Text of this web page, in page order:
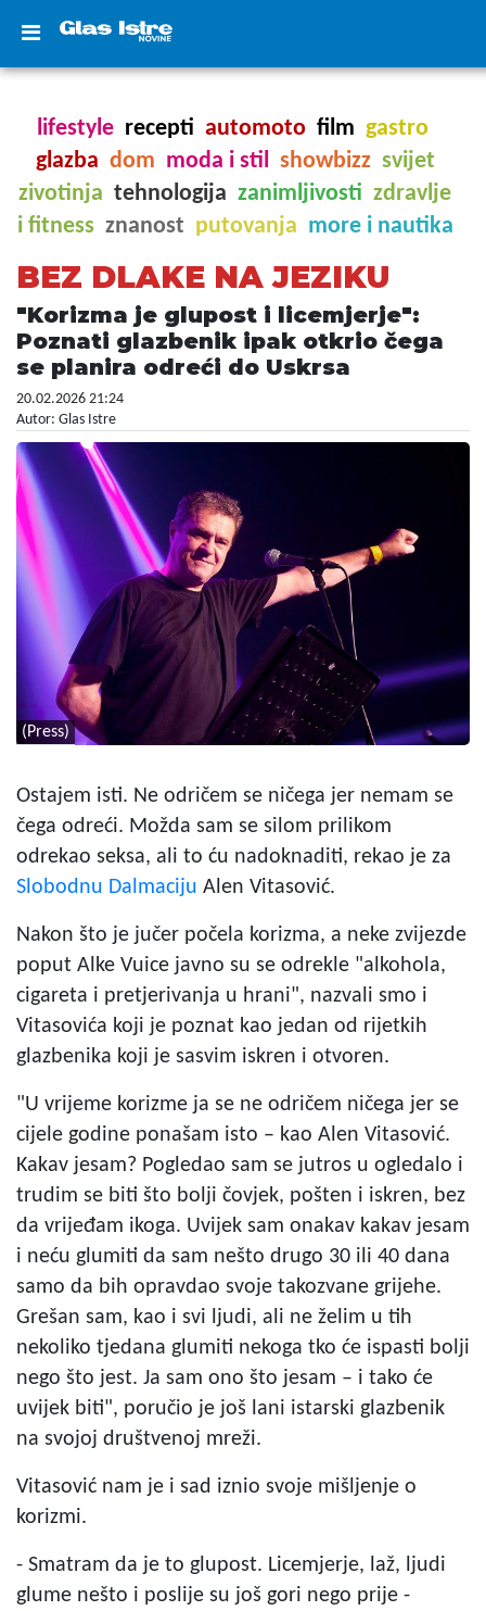
lifestyle recepti automoto film gastro
glazba dom moda i stil showbizz svijet
zivotinja tehnologija zanimljivosti zdravlje
i fitness znanost putovanja more i nautika
BEZ DLAKE NA JEZIKU
"Korizma je glupost i licemjerje":
Poznati glazbenik ipak otkrio čega
se planira odreći do Uskrsa
20.02.2026 21:24
Autor: Glas Istre
(Press)
Ostajem isti. Ne odričem se ničega jer nemam se
čega odreći. Možda sam se silom prilikom
odrekao seksa, ali to ću nadoknaditi, rekao je za
Slobodnu Dalmaciju Alen Vitasović.
Nakon što je jučer počela korizma, a neke zvijezde
poput Alke Vuice javno su se odrekle "alkohola,
cigareta i pretjerivanja u hrani", nazvali smo i
Vitasovića koji je poznat kao jedan od rijetkih
glazbenika koji je sasvim iskren i otvoren.
"U vrijeme korizme ja se ne odričem ničega jer se
cijele godine ponašam isto – kao Alen Vitasović.
Kakav jesam? Pogledao sam se jutros u ogledalo i
trudim se biti što bolji čovjek, pošten i iskren, bez
da vrijeđam ikoga. Uvijek sam onakav kakav jesam
i neću glumiti da sam nešto drugo 30 ili 40 dana
samo da bih opravdao svoje takozvane grijehe.
Grešan sam, kao i svi ljudi, ali ne želim u tih
nekoliko tjedana glumiti nekoga tko će ispasti bolji
nego što jest. Ja sam ono što jesam – i tako će
uvijek biti", poručio je još lani istarski glazbenik
na svojoj društvenoj mreži.
Vitasović nam je i sad iznio svoje mišljenje o
korizmi.
- Smatram da je to glupost. Licemjerje, laž, ljudi
glume nešto i poslije su još gori nego prije -